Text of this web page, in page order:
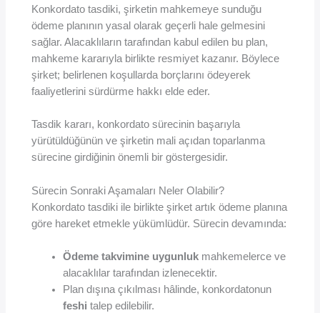
Konkordato tasdiki, şirketin mahkemeye sunduğu
ödeme planının yasal olarak geçerli hale gelmesini
sağlar. Alacaklıların tarafından kabul edilen bu plan,
mahkeme kararıyla birlikte resmiyet kazanır. Böylece
şirket; belirlenen koşullarda borçlarını ödeyerek
faaliyetlerini sürdürme hakkı elde eder.
Tasdik kararı, konkordato sürecinin başarıyla
yürütüldüğünün ve şirketin mali açıdan toparlanma
sürecine girdiğinin önemli bir göstergesidir.
Sürecin Sonraki Aşamaları Neler Olabilir?
Konkordato tasdiki ile birlikte şirket artık ödeme planına
göre hareket etmekle yükümlüdür. Sürecin devamında:
Ödeme takvimine uygunluk mahkemelerce ve
alacaklılar tarafından izlenecektir.
Plan dışına çıkılması hâlinde, konkordatonun
feshi talep edilebilir.